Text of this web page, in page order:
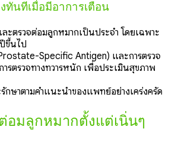
ทันทีเมื่อมีอาการเตือน
ะตรวจต่อมลูกหมากเป็นประจำ โดยเฉพาะ
ขึ้นไป
Specific Antigen) และการตรวจ
ารตรวจทางทวารหนัก เพื่อประเมินสุขภาพ
กษาตามคำแนะนำของแพทย์อย่างเคร่งครัด
อมลูกหมากตั้งแต่เนิ่นๆ